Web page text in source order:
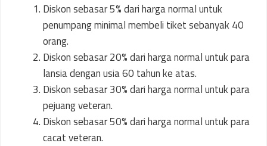
Diskon sebasar 5% dari harga normal untuk
penumpang minimal membeli tiket sebanyak 40
orang.
Diskon sebasar 20% dari harga normal untuk para
lansia dengan usia 60 tahun ke atas.
Diskon sebasar 30% dari harga normal untuk para
pejuang veteran.
Diskon sebasar 50% dari harga normal untuk para
cacat veteran.